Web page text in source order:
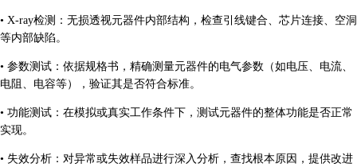
• X-ray检测：无损透视元器件内部结构，检查引线键合、芯片连接、空洞
等内部缺陷。
• 参数测试：依据规格书，精确测量元器件的电气参数（如电压、电流、
电阻、电容等），验证其是否符合标准。
• 功能测试：在模拟或真实工作条件下，测试元器件的整体功能是否正常
实现。
• 失效分析：对异常或失效样品进行深入分析，查找根本原因，提供改进